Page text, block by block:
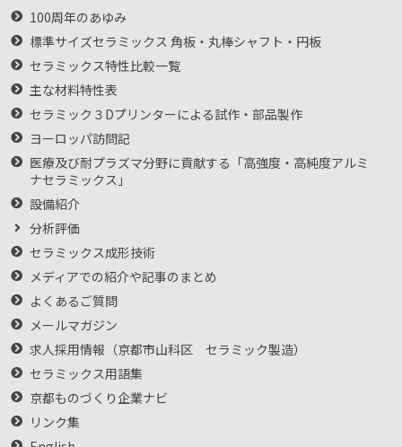
100周年のあゆみ
標準サイズセラミックス 角板・丸棒シャフト・円板
セラミックス特性比較一覧
主な材料特性表
セラミック３Dプリンターによる試作・部品製作
ヨーロッパ訪問記
医療及び耐プラズマ分野に貢献する「高強度・高純度アルミ
ナセラミックス」
設備紹介
分析評価
セラミックス成形技術
メディアでの紹介や記事のまとめ
よくあるご質問
メールマガジン
求人採用情報（京都市山科区 セラミック製造）
セラミックス用語集
京都ものづくり企業ナビ
リンク集